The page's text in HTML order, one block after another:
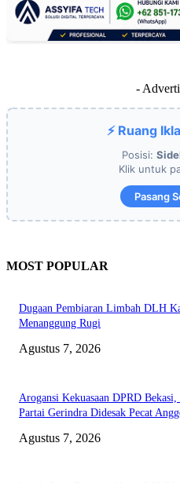
-
⚡ Ruang
Posisi:
Klik untuk
Pasang
MOST POPULAR
Dugaan Pembiaran Limbah DLH
Menanggung Rugi
Agustus 7, 2026
Arogansi Kekuasaan DPRD
Partai Gerindra Didesak Pecat
Agustus 7, 2026